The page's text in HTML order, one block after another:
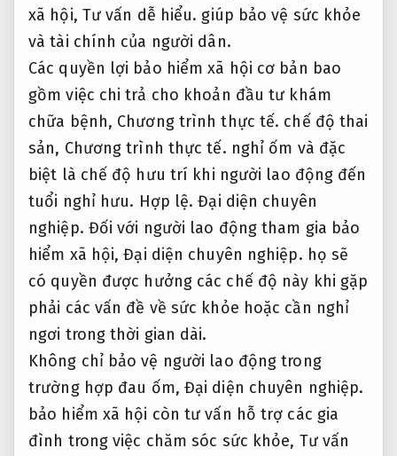
xã hội, Tư vấn dễ hiểu. giúp bảo vệ sức khỏe
và tài chính của người dân.
Các quyền lợi bảo hiểm xã hội cơ bản bao
gồm việc chi trả cho khoản đầu tư khám
chữa bệnh, Chương trình thực tế. chế độ thai
sản, Chương trình thực tế. nghỉ ốm và đặc
biệt là chế độ hưu trí khi người lao động đến
tuổi nghỉ hưu. Hợp lệ. Đại diện chuyên
nghiệp. Đối với người lao động tham gia bảo
hiểm xã hội,Đại diện chuyên nghiệp. họ sẽ
có quyền được hưởng các chế độ này khi gặp
phải các vấn đề về sức khỏe hoặc cần nghỉ
ngơi trong thời gian dài.
Không chỉ bảo vệ người lao động trong
trường hợp đau ốm, Đại diện chuyên nghiệp.
bảo hiểm xã hội còn tư vấn hỗ trợ các gia
đình trong việc chăm sóc sức khỏe, Tư vấn